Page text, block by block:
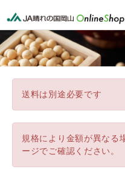
送料は別途必要です
規格により金額が異なる
ージでご確認ください。